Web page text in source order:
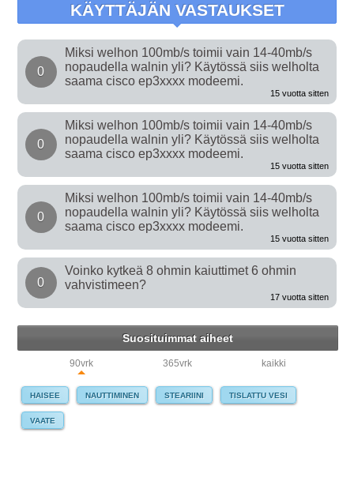
KÄYTTÄJÄN VASTAUKSET
0
Miksi welhon 100mb/s toimii vain 14-40mb/s
nopaudella walnin yli? Käytössä siis welholta
saama cisco ep3xxxx modeemi.
15 vuotta sitten
0
Miksi welhon 100mb/s toimii vain 14-40mb/s
nopaudella walnin yli? Käytössä siis welholta
saama cisco ep3xxxx modeemi.
15 vuotta sitten
0
Miksi welhon 100mb/s toimii vain 14-40mb/s
nopaudella walnin yli? Käytössä siis welholta
saama cisco ep3xxxx modeemi.
15 vuotta sitten
0
Voinko kytkeä 8 ohmin kaiuttimet 6 ohmin
vahvistimeen?
17 vuotta sitten
Suosituimmat aiheet
90vrk 365vrk kaikki
HAISEE NAUTTIMINEN STEARIINI TISLATTU VESI
VAATE